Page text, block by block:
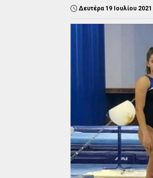
Δευτέρα 19 Ιουλίου 2021